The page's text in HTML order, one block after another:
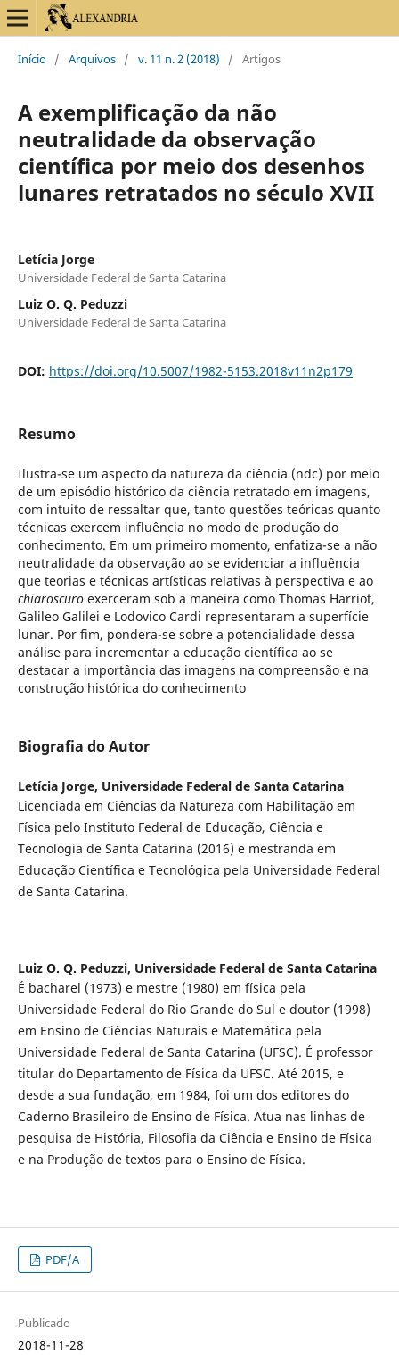
Início / Arquivos / v. 11 n. 2 (2018) / Artigos
A exemplificação da não
neutralidade da observação
científica por meio dos desenhos
lunares retratados no século XVII
Letícia Jorge
Universidade Federal de Santa Catarina
Luiz O. Q. Peduzzi
Universidade Federal de Santa Catarina
DOI: https://doi.org/10.5007/1982-5153.2018v11n2p179
Resumo
Ilustra-se um aspecto da natureza da ciência (ndc) por meio
de um episódio histórico da ciência retratado em imagens,
com intuito de ressaltar que, tanto questões teóricas quanto
técnicas exercem influência no modo de produção do
conhecimento. Em um primeiro momento, enfatiza-se a não
neutralidade da observação ao se evidenciar a influência
que teorias e técnicas artísticas relativas à perspectiva e ao
chiaroscuroexerceram sob a maneira como Thomas Harriot,
Galileo Galilei e Lodovico Cardi representaram a superfície
lunar. Por fim, pondera-se sobre a potencialidade dessa
análise para incrementar a educação científica ao se
destacar a importância das imagens na compreensão e na
construção histórica do conhecimento
Biografia do Autor
Letícia Jorge, Universidade Federal de Santa Catarina
Licenciada em Ciências da Natureza com Habilitação em
Física pelo Instituto Federal de Educação, Ciência e
Tecnologia de Santa Catarina (2016) e mestranda em
Educação Científica e Tecnológica pela Universidade Federal
de Santa Catarina.
Luiz O. Q. Peduzzi, Universidade Federal de Santa Catarina
É bacharel (1973) e mestre (1980) em física pela
Universidade Federal do Rio Grande do Sul e doutor (1998)
em Ensino de Ciências Naturais e Matemática pela
Universidade Federal de Santa Catarina (UFSC). É professor
titular do Departamento de Física da UFSC. Até 2015, e
desde a sua fundação, em 1984, foi um dos editores do
Caderno Brasileiro de Ensino de Física. Atua nas linhas de
pesquisa de História, Filosofia da Ciência e Ensino de Física
e na Produção de textos para o Ensino de Física.
PDF/A
Publicado
2018-11-28